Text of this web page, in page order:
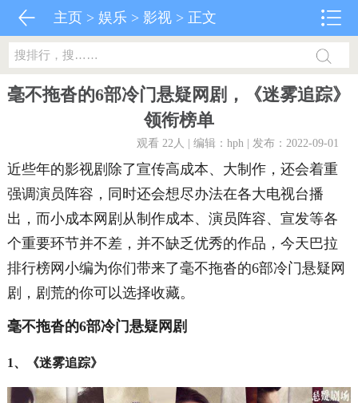
主页 >娱乐 >影视 > 正文
毫不拖沓的6部冷门悬疑网剧，《迷雾追踪》
领衔榜单
观看 22人 | 编辑：hph | 发布：2022-09-01
近些年的影视剧除了宣传高成本、大制作，还会着重
强调演员阵容，同时还会想尽办法在各大电视台播
出，而小成本网剧从制作成本、演员阵容、宣发等各
个重要环节并不差，并不缺乏优秀的作品，今天巴拉
排行榜网小编为你们带来了毫不拖沓的6部冷门悬疑网
剧，剧荒的你可以选择收藏。
毫不拖沓的6部冷门悬疑网剧
1、《迷雾追踪》